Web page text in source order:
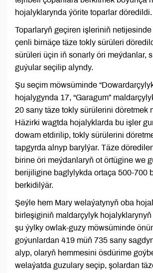
hojalyklarynda ýörite toparlar döredildi.
Toparlaryň geçiren işleriniň
çenli birnäçe täze tokly sürüleri
sürüleri üçin iň sonarly öri meýdanlar,
guýular seçilip alyndy.
Şu seçim möwsüminde
hojalygynda 17, “Garagum”
20 sany täze tokly sürülerini döretmek
Häzirki wagtda hojalyklarda bu işler
dowam etdirilip, tokly sürülerini
tapgyrda alnyp barylýar. Täze
birine öri meýdanlaryň ot örtügine we
berijiligine baglylykda ortaça 500-700
berkidilýär.
Şeýle hem Mary welaýatynyň oba
birleşiginiň maldarçylyk
şu ýylky owlak-guzy möwsüminde
goýunlardan 419 müň 735 sany
alyp, olaryň hemmesini ösdürime
welaýatda guzulary seçip, şolardan